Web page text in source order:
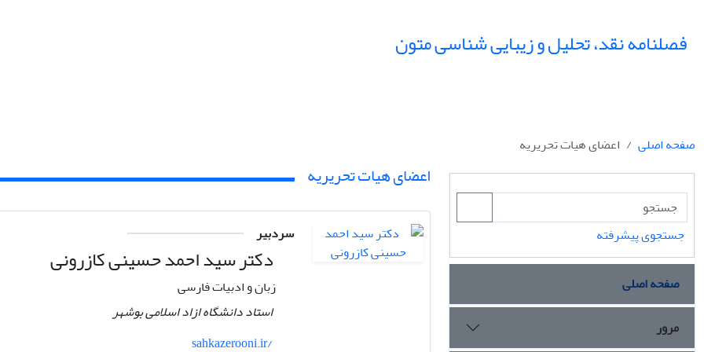
فصلنامه نقد، تحلیل و زیبایی شناسی متون
صفحه اصلی اعضای هیات تحریریه
جستجوی پیشرفته
صفحه اصلی
مرور
اعضای هیات تحریریه
سردبیر
دکتر سید احمد حسینی کازرونی
زبان و ادبیات فارسی
استاد دانشگاه ازاد اسلامی بوشهر
sahkazerooni.ir/